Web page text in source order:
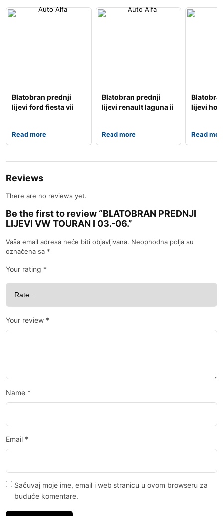
Blatobran prednji
lijevi ford fiesta vii
Read more
Blatobran prednji
lijevi renault laguna ii
Read more
lijevi
Read
Reviews
There are no reviews yet.
Be the first to review “BLATOBRAN PREDNJI
LIJEVI VW TOURAN I 03.-06.”
Vaša email adresa neće biti objavljivana. Neophodna polja su
označena sa *
Your rating *
Your review *
Name *
Email *
Sačuvaj moje ime, email i web stranicu u ovom browseru za
buduće komentare.